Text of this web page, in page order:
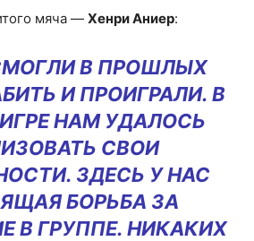
мяча — Хенри Аниер:
В ПРОШЛЫХ
И ПРОИГРАЛИ. В
НАМ УДАЛОСЬ
СВОИ
ЗДЕСЬ У НАС
БОРЬБА ЗА
В ГРУППЕ. НИКАКИХ